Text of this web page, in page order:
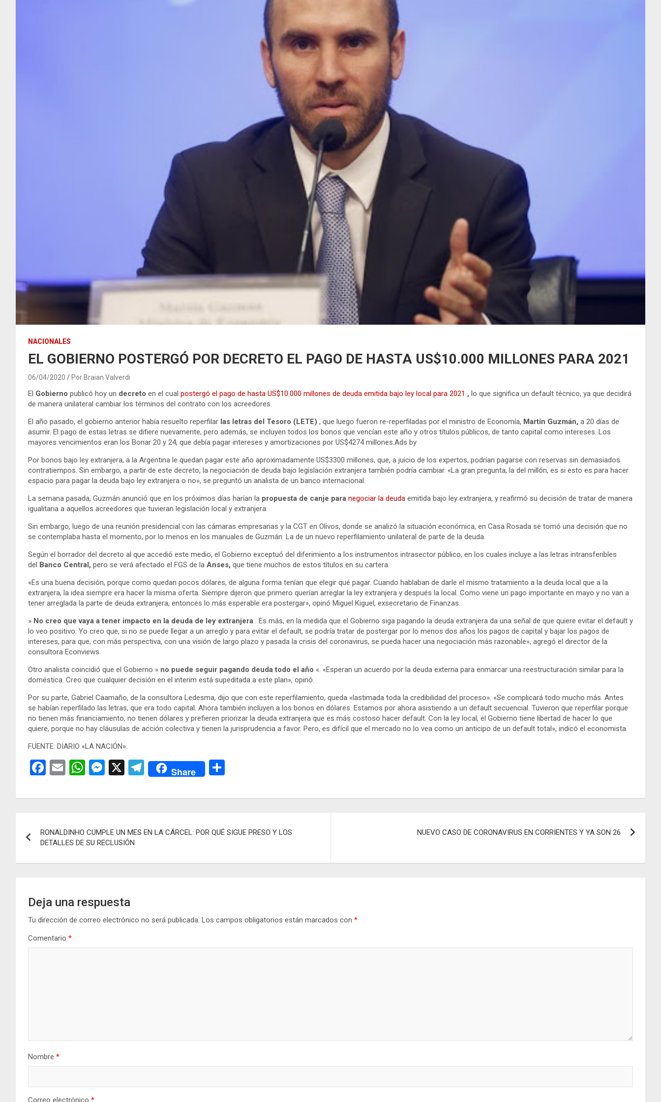
NACIONALES
EL GOBIERNO POSTERGÓ POR DECRETO EL PAGO DE HASTA US$10.000 MILLONES PARA 2021
06/04/2020 Por Braian Valverdi
El Gobierno publicó hoy un decreto en el cual postergó el pago de hasta US$10.000 millones de deuda emitida bajo ley local para 2021 , lo que significa un default técnico, ya que decidirá
de manera unilateral cambiar los términos del contrato con los acreedores.
El año pasado, el gobierno anterior había resuelto reperfilar las letras del Tesoro (LETE) , que luego fueron re-reperfiladas por el ministro de Economía, Martín Guzmán, a 20 días de
asumir. El pago de estas letras se difiere nuevamente, pero además, se incluyen todos los bonos que vencían este año y otros títulos públicos, de tanto capital como intereses. Los
mayores vencimientos eran los Bonar 20 y 24, que debía pagar intereses y amortizaciones por US$4274 millones.Ads by
Por bonos bajo ley extranjera, a la Argentina le quedan pagar este año aproximadamente US$3300 millones, que, a juicio de los expertos, podrían pagarse con reservas sin demasiados
contratiempos. Sin embargo, a partir de este decreto, la negociación de deuda bajo legislación extranjera también podría cambiar. «La gran pregunta, la del millón, es si esto es para hacer
espacio para pagar la deuda bajo ley extranjera o no», se preguntó un analista de un banco internacional.
La semana pasada, Guzmán anunció que en los próximos días harían la propuesta de canje para negociar la deuda emitida bajo ley extranjera, y reafirmó su decisión de tratar de manera
igualitaria a aquellos acreedores que tuvieran legislación local y extranjera.
Sin embargo, luego de una reunión presidencial con las cámaras empresarias y la CGT en Olivos, donde se analizó la situación económica, en Casa Rosada se tomó una decisión que no
se contemplaba hasta el momento, por lo menos en los manuales de Guzmán. La de un nuevo reperfilamiento unilateral de parte de la deuda.
Según el borrador del decreto al que accedió este medio, el Gobierno exceptuó del diferimiento a los instrumentos intrasector público, en los cuales incluye a las letras intransferibles
del Banco Central, pero se verá afectado el FGS de la Anses, que tiene muchos de estos títulos en su cartera.
«Es una buena decisión, porque como quedan pocos dólares, de alguna forma tenían que elegir qué pagar. Cuando hablaban de darle el mismo tratamiento a la deuda local que a la
extranjera, la idea siempre era hacer la misma oferta. Siempre dijeron que primero querían arreglar la ley extranjera y después la local. Como viene un pago importante en mayo y no van a
tener arreglada la parte de deuda extranjera, entonces lo más esperable era postergar», opinó Miguel Kiguel, exsecretario de Finanzas.
» No creo que vaya a tener impacto en la deuda de ley extranjera . Es más, en la medida que el Gobierno siga pagando la deuda extranjera da una señal de que quiere evitar el default y
lo veo positivo. Yo creo que, si no se puede llegar a un arreglo y para evitar el default, se podría tratar de postergar por lo menos dos años los pagos de capital y bajar los pagos de
intereses, para que, con más perspectiva, con una visión de largo plazo y pasada la crisis del coronavirus, se pueda hacer una negociación más razonable», agregó el director de la
consultora Econviews.
Otro analista coincidió que el Gobierno » no puede seguir pagando deuda todo el año «. «Esperan un acuerdo por la deuda externa para enmarcar una reestructuración similar para la
doméstica. Creo que cualquier decisión en el interim está supeditada a este plan», opinó.
Por su parte, Gabriel Caamaño, de la consultora Ledesma, dijo que con este reperfilamiento, queda «lastimada toda la credibilidad del proceso». «Se complicará todo mucho más. Antes
se habían reperfilado las letras, que era todo capital. Ahora también incluyen a los bonos en dólares. Estamos por ahora asistiendo a un default secuencial. Tuvieron que reperfilar porque
no tienen más financiamiento, no tienen dólares y prefieren priorizar la deuda extranjera que es más costoso hacer default. Con la ley local, el Gobierno tiene libertad de hacer lo que
quiere, porque no hay cláusulas de acción colectiva y tienen la jurisprudencia a favor. Pero, es difícil que el mercado no lo vea como un anticipo de un default total», indicó el economista.
FUENTE: DIARIO «LA NACIÓN».
F
ce
o
o
k
E
ail
W
at
A
p
p
M
se
g
er
X
T
el
e
a
Share
m
ar
de
entradas
RONALDINHO CUMPLE UN MES EN LA CÁRCEL: POR QUÉ SIGUE PRESO Y LOS
DETALLES DE SU RECLUSIÓN
NUEVO CASO DE CORONAVIRUS EN CORRIENTES Y YA SON 26
Deja una respuesta
Tu dirección de correo electrónico no será publicada. Los campos obligatorios están marcados con *
Comentario *
Nombre *
Correo electrónico *